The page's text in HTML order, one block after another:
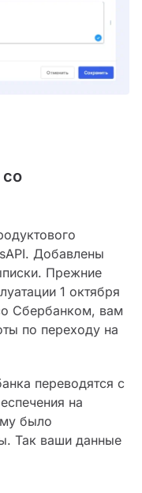
со
Добавлены
Прежние
1 октября
Сбербанком, вам
по переходу на
переводятся с
на
было
Так ваши данные